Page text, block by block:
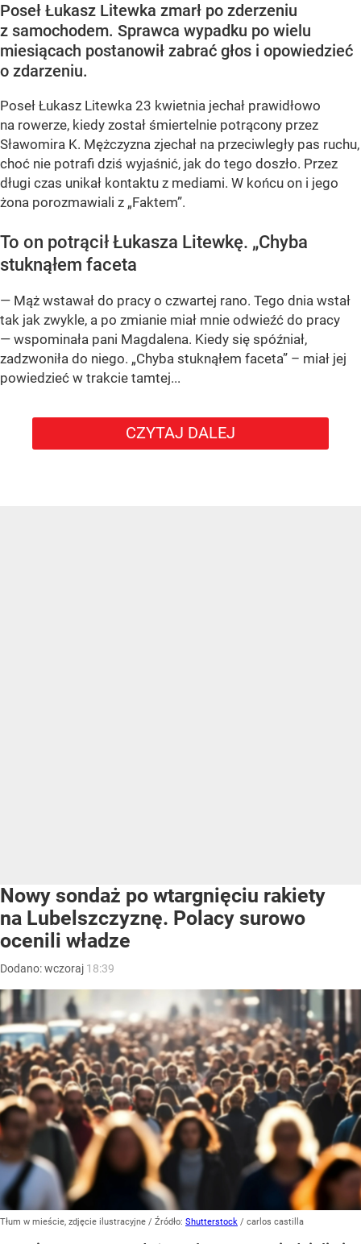
Poseł Łukasz Litewka zmarł po zderzeniu
z samochodem. Sprawca wypadku po wielu
miesiącach postanowił zabrać głos i opowiedzieć
o zdarzeniu.
Poseł Łukasz Litewka 23 kwietnia jechał prawidłowo
na rowerze, kiedy został śmiertelnie potrącony przez
Sławomira K. Mężczyzna zjechał na przeciwległy pas ruchu,
choć nie potrafi dziś wyjaśnić, jak do tego doszło. Przez
długi czas unikał kontaktu z mediami. W końcu on i jego
żona porozmawiali z „Faktem”.
To on potrącił Łukasza Litewkę. „Chyba
stuknąłem faceta
— Mąż wstawał do pracy o czwartej rano. Tego dnia wstał
tak jak zwykle, a po zmianie miał mnie odwieźć do pracy
— wspominała pani Magdalena. Kiedy się spóźniał,
zadzwoniła do niego. „Chyba stuknąłem faceta” – miał jej
powiedzieć w trakcie tamtej...
CZYTAJ DALEJ
Nowy sondaż po wtargnięciu rakiety
na Lubelszczyznę. Polacy surowo
ocenili władze
Dodano:wczoraj 18:39
Tłum w mieście, zdjęcie ilustracyjne / Źródło: Shutterstock / carlos castilla